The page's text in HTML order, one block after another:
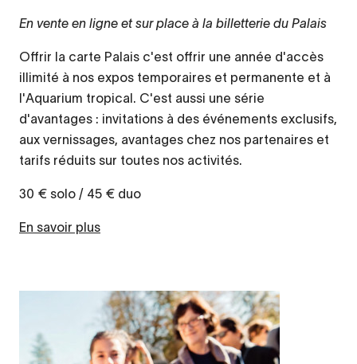
En vente en ligne et sur place à la billetterie du Palais
Offrir la carte Palais c'est offrir une année d'accès
illimité à nos expos temporaires et permanente et à
l'Aquarium tropical. C'est aussi une série
d'avantages : invitations à des événements exclusifs,
aux vernissages, avantages chez nos partenaires et
tarifs réduits sur toutes nos activités.
30 € solo / 45 € duo
En savoir plus